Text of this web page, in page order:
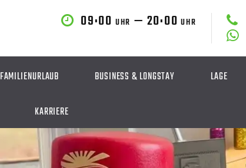
09:00 UHR — 20:00 UHR
FAMILIENURLAUB BUSINESS & LONGSTAY LAGE
KARRIERE